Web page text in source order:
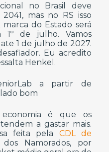
no Brasil deve
mas no RS isso
do Estado será
1º de julho. Vamos
1 de julho de 2027.
Eu acredito
Henkel.
a partir de
bom
é que os
a gastar mais.
feita pela CDL de
Namorados, por